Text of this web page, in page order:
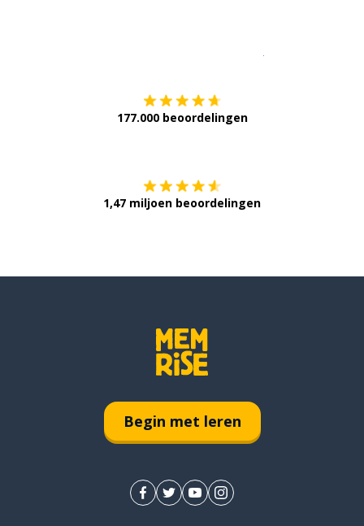
177.000 beoordelingen
1,47 miljoen beoordelingen
Begin met leren